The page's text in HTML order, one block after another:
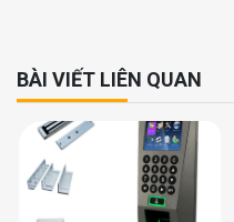
BÀI VIẾT LIÊN QUAN